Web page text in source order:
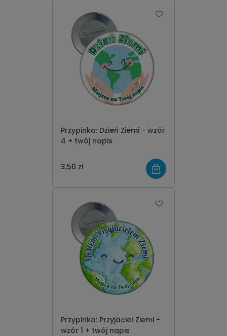
Przypinka: Dzień Ziemi - wzór
4 + twój napis
3,50 zł
Przypinka: Przyjaciel Ziemi -
wzór 1 + twój napis